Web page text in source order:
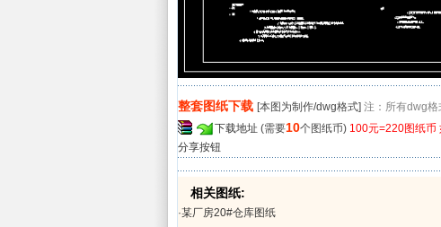
整套图纸下载 [本图为制作/dwg格式] 注：所有dwg格
下载地址 (需要10个图纸币) 100元=220图纸币
分享按钮
相关图纸:
·某厂房20#仓库图纸